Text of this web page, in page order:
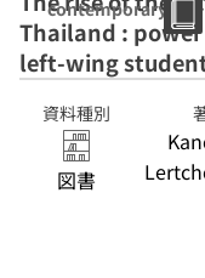
contemporary
Thailand :
power and
conflict among
former left-wing
student activists
in Thai politics :
pbk
Thailand :
left-wing
資料種別
図書